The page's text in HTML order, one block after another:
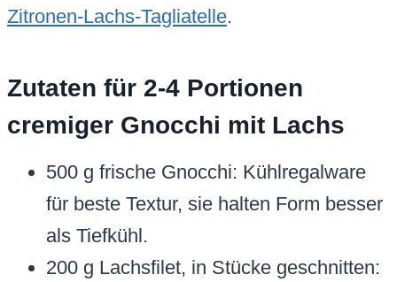
Zitronen-Lachs-Tagliatelle.
Zutaten für 2-4 Portionen
cremiger Gnocchi mit Lachs
500 g frische Gnocchi: Kühlregalware
für beste Textur, sie halten Form besser
als Tiefkühl.
200 g Lachsfilet, in Stücke geschnitten: